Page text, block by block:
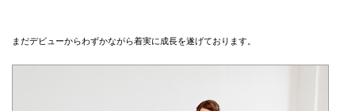
まだデビューからわずかながら着実に成長を遂げております。